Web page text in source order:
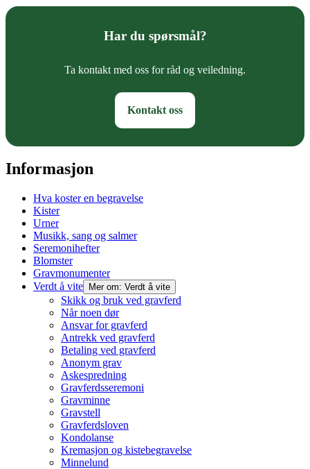
Har du spørsmål?
Ta kontakt med oss for råd og veiledning.
Kontakt oss
Informasjon
Hva koster en begravelse
Kister
Urner
Musikk, sang og salmer
Seremonihefter
Blomster
Gravmonumenter
Verdt å vite
Mer om: Verdt å vite
Skikk og bruk ved gravferd
Når noen dør
Ansvar for gravferd
Antrekk ved gravferd
Betaling ved gravferd
Anonym grav
Askespredning
Gravferdsseremoni
Gravminne
Gravstell
Gravferdsloven
Kondolanse
Kremasjon og kistebegravelse
Minnelund